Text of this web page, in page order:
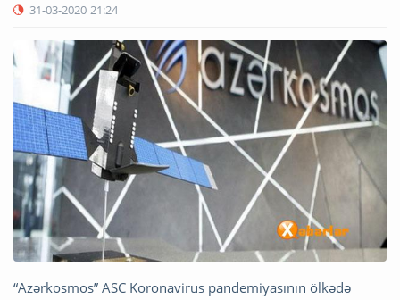
31-03-2020 21:24
“Azərkosmos” ASC Koronavirus pandemiyasının ölkədə